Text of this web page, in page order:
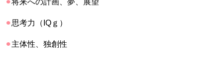
⚫︎思考力（ IQ ｇ）
⚫︎主体性、独創性